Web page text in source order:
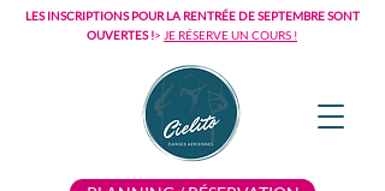
LES INSCRIPTIONS POUR LA RENTRÉE DE SEPTEMBRE SONT
OUVERTES !> JE RÉSERVE UN COURS !